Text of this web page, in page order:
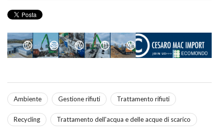
Ambiente Gestione rifiuti Trattamento rifiuti
Recycling Trattamento dell'acqua e delle acque di scarico